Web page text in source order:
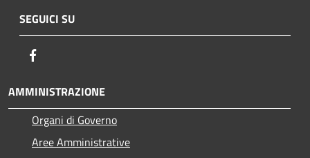
SEGUICI SU
AMMINISTRAZIONE
Organi di Governo
Aree Amministrative